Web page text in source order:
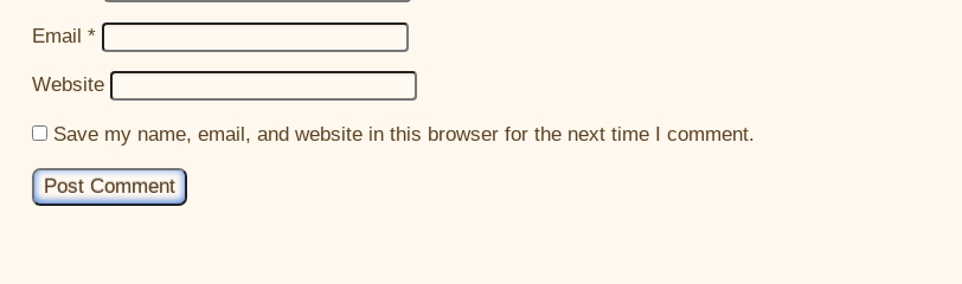
Email *
Website
Save my name, email, and website in this browser for the next time I comment.